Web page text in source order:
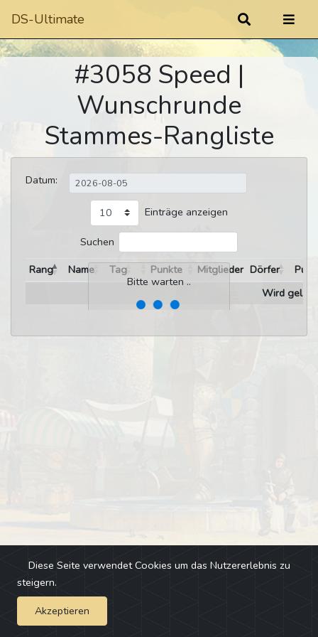
DS-Ultimate
#3058 Speed |
Wunschrunde
Stammes-Rangliste
Datum:
Einträge anzeigen
Suchen
Bitte warten ..
Rang Name Tag Punkte Mitglieder Dörfer
Wird
Impressum - Changelog
Diese Seite verwendet Cookies um das Nutzererlebnis zu
steigern.
Akzeptieren